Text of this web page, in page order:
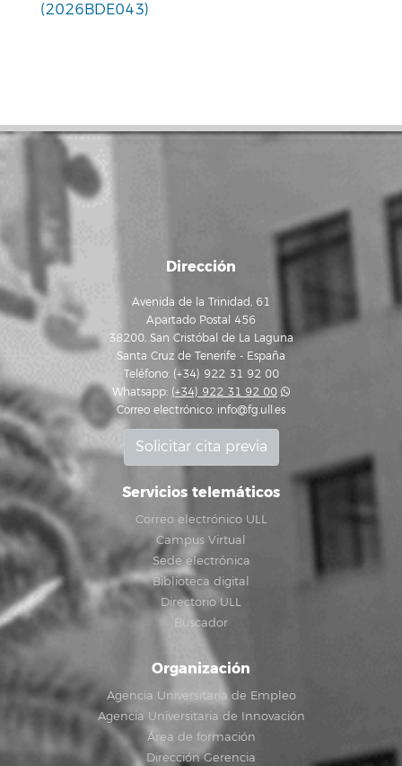
(2026BDE043)
Dirección
Avenida de la Trinidad, 61
Apartado Postal 456
38200, San Cristóbal de La Laguna
Santa Cruz de Tenerife - España
Teléfono: (+34) 922 31 92 00
Whatsapp: (+34) 922 31 92 00
Correo electrónico: info@fg.ull.es
Solicitar cita previa
Servicios telemáticos
Correo electrónico ULL
Campus Virtual
Sede electrónica
Biblioteca digital
Directorio ULL
Buscador
Organización
Agencia Universitaria de Empleo
Agencia Universitaria de Innovación
Área de formación
Dirección Gerencia